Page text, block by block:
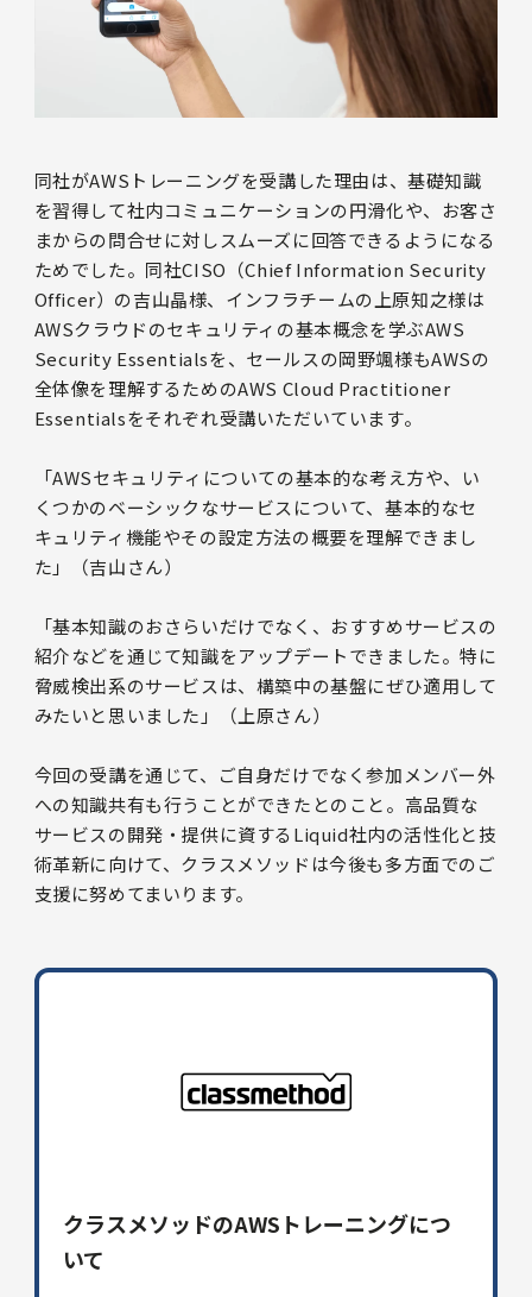
同社がAWSトレーニングを受講した理由は、基礎知識
を習得して社内コミュニケーションの円滑化や、お客さ
まからの問合せに対しスムーズに回答できるようになる
ためでした。同社CISO（Chief Information Security
Officer）の吉山晶様、インフラチームの上原知之様は
AWSクラウドのセキュリティの基本概念を学ぶAWS
Security Essentialsを、セールスの岡野颯様もAWSの
全体像を理解するためのAWS Cloud Practitioner
Essentialsをそれぞれ受講いただいています。
「AWSセキュリティについての基本的な考え方や、い
くつかのベーシックなサービスについて、基本的なセ
キュリティ機能やその設定方法の概要を理解できまし
た」（吉山さん）
「基本知識のおさらいだけでなく、おすすめサービスの
紹介などを通じて知識をアップデートできました。特に
脅威検出系のサービスは、構築中の基盤にぜひ適用して
みたいと思いました」（上原さん）
今回の受講を通じて、ご自身だけでなく参加メンバー外
への知識共有も行うことができたとのこと。高品質な
サービスの開発・提供に資するLiquid社内の活性化と技
術革新に向けて、クラスメソッドは今後も多方面でのご
支援に努めてまいります。
クラスメソッドのAWSトレーニングにつ
いて